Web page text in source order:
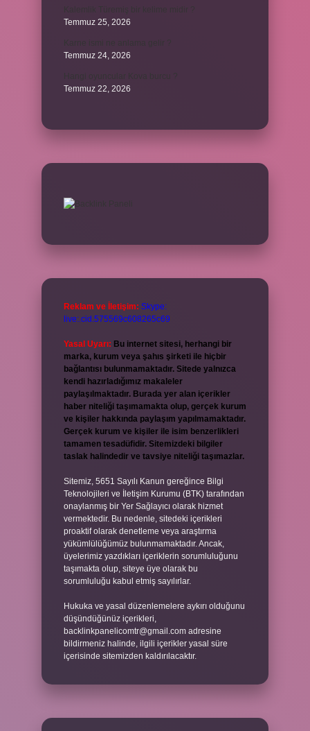
Temmuz 25, 2026
Temmuz 24, 2026
Temmuz 22, 2026
Reklam ve İletişim: Skype:
live:.cid.575569c608265c69
Yasal Uyarı: Bu internet sitesi, herhangi bir
marka, kurum veya şahıs şirketi ile hiçbir
bağlantısı bulunmamaktadır. Sitede yalnızca
kendi hazırladığımız makaleler
paylaşılmaktadır. Burada yer alan içerikler
haber niteliği taşımamakta olup, gerçek kurum
ve kişiler hakkında paylaşım yapılmamaktadır.
Gerçek kurum ve kişiler ile isim benzerlikleri
tamamen tesadüfidir. Sitemizdeki bilgiler
taslak halindedir ve tavsiye niteliği taşımazlar.
Sitemiz, 5651 Sayılı Kanun gereğince Bilgi
Teknolojileri ve İletişim Kurumu (BTK) tarafından
onaylanmış bir Yer Sağlayıcı olarak hizmet
vermektedir. Bu nedenle, sitedeki içerikleri
proaktif olarak denetleme veya araştırma
yükümlülüğümüz bulunmamaktadır. Ancak,
üyelerimiz yazdıkları içeriklerin sorumluluğunu
taşımakta olup, siteye üye olarak bu
sorumluluğu kabul etmiş sayılırlar.
Hukuka ve yasal düzenlemelere aykırı olduğunu
düşündüğünüz içerikleri,
backlinkpanelicomtr@gmail.com adresine
bildirmeniz halinde, ilgili içerikler yasal süre
içerisinde sitemizden kaldırılacaktır.